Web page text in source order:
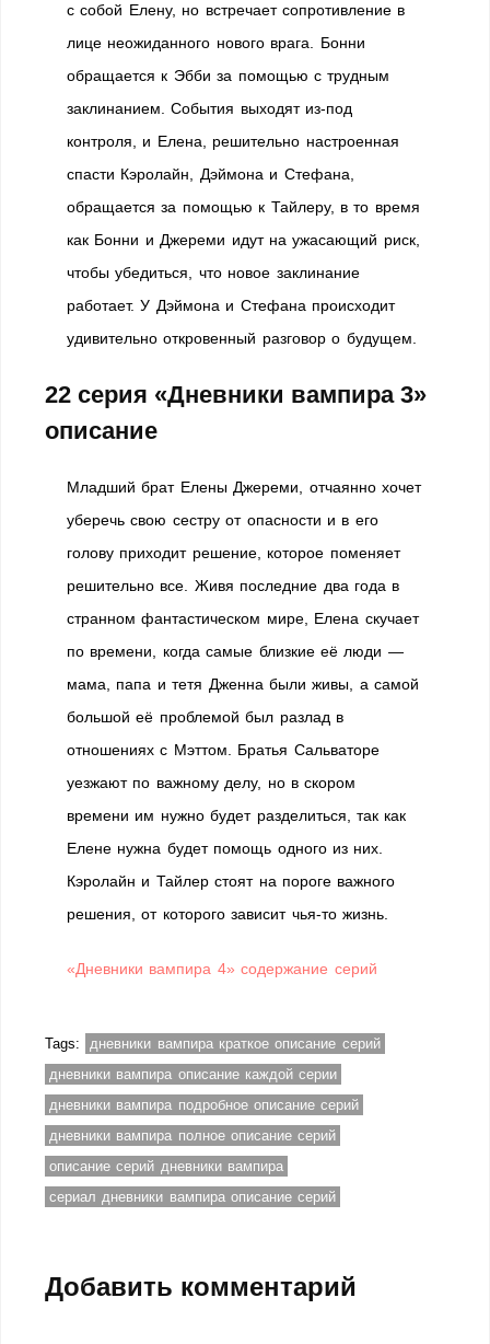
с собой Елену, но встречает сопротивление в
лице неожиданного нового врага. Бонни
обращается к Эбби за помощью с трудным
заклинанием. События выходят из-под
контроля, и Елена, решительно настроенная
спасти Кэролайн, Дэймона и Стефана,
обращается за помощью к Тайлеру, в то время
как Бонни и Джереми идут на ужасающий риск,
чтобы убедиться, что новое заклинание
работает. У Дэймона и Стефана происходит
удивительно откровенный разговор о будущем.
22 серия «Дневники вампира 3»
описание
Младший брат Елены Джереми, отчаянно хочет
уберечь свою сестру от опасности и в его
голову приходит решение, которое поменяет
решительно все. Живя последние два года в
странном фантастическом мире, Елена скучает
по времени, когда самые близкие её люди —
мама, папа и тетя Дженна были живы, а самой
большой её проблемой был разлад в
отношениях с Мэттом. Братья Сальваторе
уезжают по важному делу, но в скором
времени им нужно будет разделиться, так как
Елене нужна будет помощь одного из них.
Кэролайн и Тайлер стоят на пороге важного
решения, от которого зависит чья-то жизнь.
«Дневники вампира 4» содержание серий
Tags:
дневники вампира краткое описание серий
дневники вампира описание каждой серии
дневники вампира подробное описание серий
дневники вампира полное описание серий
описание серий дневники вампира
сериал дневники вампира описание серий
Добавить комментарий